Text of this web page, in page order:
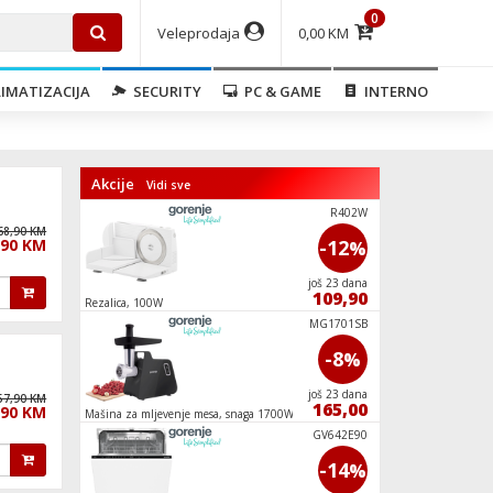
0,00 KM
0
Veleprodaja
SECURITY PC & GAME
INTERNO
KM
KM
KM
KM
Akcije Vidi sve
-17
još 53 dana
33,20
l,
MO17E1W
još 23 dana
149,90
-10
Rezalica, 100W
R402W
-12%
još 23 dana
109,90
Mašina za mljevenje mesa, snaga 1700W
MG1701SB
-8%
još 23 dana
165,00
GV642E90
-14%